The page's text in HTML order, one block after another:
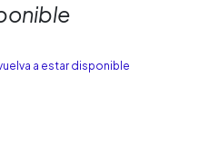
a estar disponible